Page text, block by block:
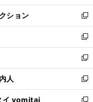
開
く
ウ
で
開
く
ン
ド
ウ
で
開
く
ウ
ィ
ン
ド
ウ
で
開
く
ション
新
し
い
ウ
ィ
ン
ド
ウ
で
新
し
い
ウ
ィ
ン
新
し
い
ウ
人
新
し
イ yomitai